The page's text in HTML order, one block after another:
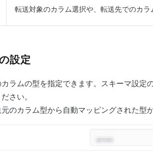
転送対象のカラム選択や、転送先でのカ
設定
ラムの型を指定できます。スキーマ設定
さい。
のカラム型から自動マッピングされた型